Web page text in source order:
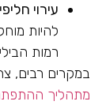
עירוי
להיות
רמות
במקרים רבים,
מתהליך